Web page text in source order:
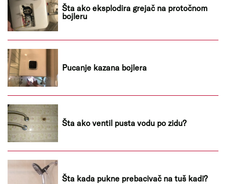
Šta ako eksplodira grejač na protočnom
bojleru
Pucanje kazana bojlera
Šta ako ventil pusta vodu po zidu?
Šta kada pukne prebacivač na tuš kadi?